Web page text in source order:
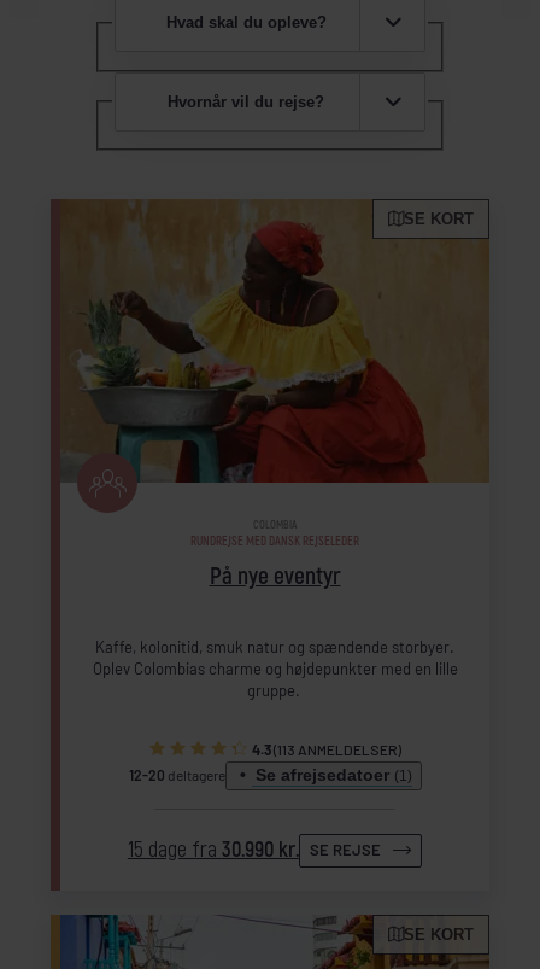
Hvad skal du opleve?
Hvornår vil du rejse?
SE KORT
På nye eventyr
COLOMBIA
RUNDREJSE MED DANSK REJSELEDER
Kaffe, kolonitid, smuk natur og spændende storbyer.
Oplev Colombias charme og højdepunkter med en lille
gruppe.
4.3(113 ANMELDELSER)
12-20 deltagere Se afrejsedatoer (1)
15 dage fra 30.990 kr. SE REJSE
SE KORT